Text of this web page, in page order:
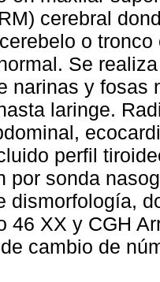
cerebral
o
Se
narinas y fosas
laringe.
perfil
por sonda
dismorfología,
46 XX y CGH
cambio de